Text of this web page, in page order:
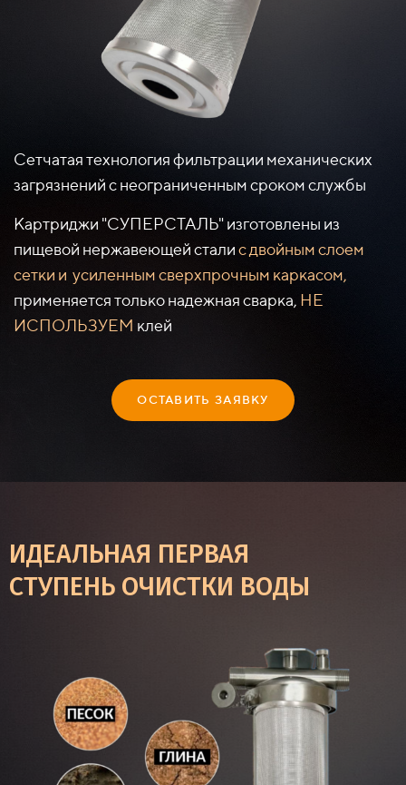
Сетчатая технология фильтрации механических
загрязнений с неограниченным сроком службы
Картриджи "СУПЕРСТАЛЬ" изготовлены из
пищевой нержавеющей сталис двойным слоем
сетки и усиленным сверхпрочным каркасом,
применяется только надежная сварка, НЕ
ИСПОЛЬЗУЕМ клей
ОСТАВИТЬ ЗАЯВКУ
ИДЕАЛЬНАЯ ПЕРВАЯ
СТУПЕНЬ ОЧИСТКИ ВОДЫ